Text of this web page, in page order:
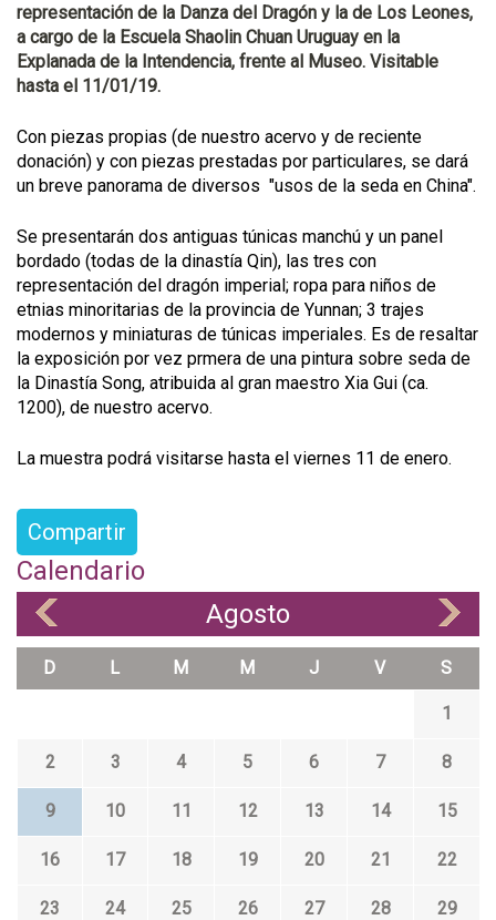
representación de la Danza del Dragón y la de Los Leones,
a cargo de la Escuela Shaolin Chuan Uruguay en la
Explanada de la Intendencia, frente al Museo. Visitable
hasta el 11/01/19.
Con piezas propias (de nuestro acervo y de reciente
donación) y con piezas prestadas por particulares, se dará
un breve panorama de diversos "usos de la seda en China".
Se presentarán dos antiguas túnicas manchú y un panel
bordado (todas de la dinastía Qin), las tres con
representación del dragón imperial; ropa para niños de
etnias minoritarias de la provincia de Yunnan; 3 trajes
modernos y miniaturas de túnicas imperiales. Es de resaltar
la exposición por vez prmera de una pintura sobre seda de
la Dinastía Song, atribuida al gran maestro Xia Gui (ca.
1200), de nuestro acervo.
La muestra podrá visitarse hasta el viernes 11 de enero.
Compartir
Calendario
Agosto
D L M M J V S
1
2 3 4 5 6 7 8
9 10 11 12 13 14 15
16 17 18 19 20 21 22
23 24 25 26 27 28 29